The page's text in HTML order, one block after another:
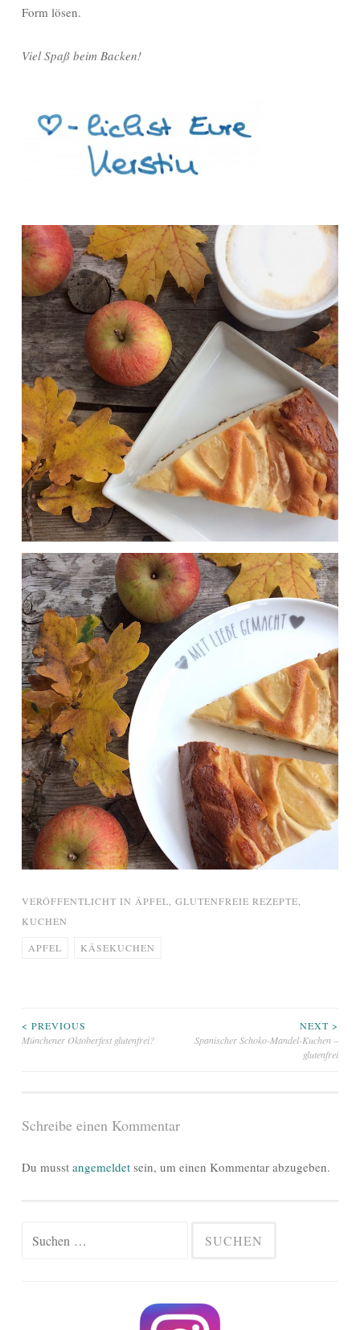
Form lösen.
Viel Spaß beim Backen!
VERÖFFENTLICHT IN ÄPFEL GLUTENFREIE REZEPTE
KUCHEN
APFEL KÄSEKUCHEN
Beitragsnavigation
< PREVIOUS
Münchener Oktoberfest glutenfrei?
NEXT >
Spanischer Schoko-Mandel-Kuchen –
glutenfrei
Schreibe einen Kommentar
Du musst angemeldet sein, um einen Kommentar abzugeben.
Suchen